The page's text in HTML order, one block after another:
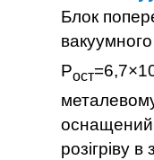
Блок
Рост
оснащений
розігріву